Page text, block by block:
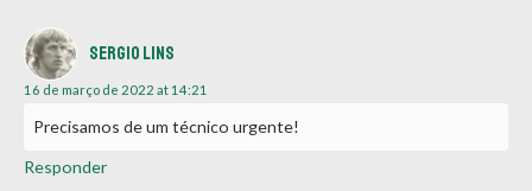
SERGIO LINS
16 de março de 2022 at 14:21
Precisamos de um técnico urgente!
Responder